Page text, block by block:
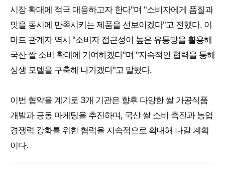
시장 확대에 적극 대응하고자 한다"며 "소비자에게 품질과
맛을 동시에 만족시키는 제품을 선보이겠다"고 전했다. 이
마트 관계자 역시 "소비자 접근성이 높은 유통망을 활용해
국산 쌀 소비 확대에 기여하겠다"며 "지속적인 협력을 통해
상생 모델을 구축해 나가겠다"고 말했다.
이번 협약을 계기로 3개 기관은 향후 다양한 쌀 가공식품
개발과 공동 마케팅을 추진하며, 국산 쌀 소비 촉진과 농업
경쟁력 강화를 위한 협력을 지속적으로 확대해 나갈 계획
이다.